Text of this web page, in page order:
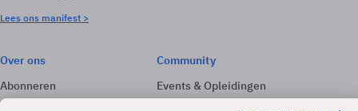
Lees ons manifest >
Over ons
Abonneren
Adverteren
Community
Events & Opleidingen
Nieuwsbrieven